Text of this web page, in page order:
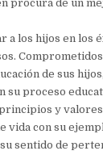
procura de un
a los hijos en los
de sus
su proceso
y
vida con su
sentido de